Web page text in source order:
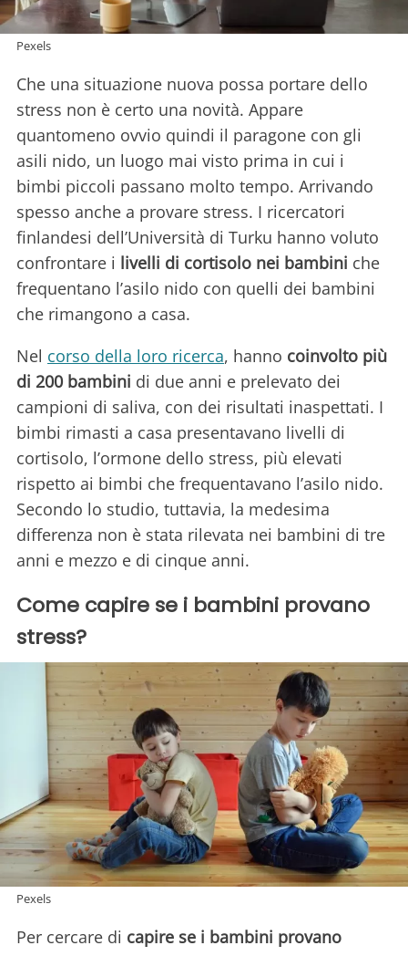
Pexels
Che una situazione nuova possa portare dello
stress non è certo una novità. Appare
quantomeno ovvio quindi il paragone con gli
asili nido, un luogo mai visto prima in cui i
bimbi piccoli passano molto tempo. Arrivando
spesso anche a provare stress. I ricercatori
finlandesi dell’Università di Turku hanno voluto
confrontare i livelli di cortisolo nei bambini che
frequentano l’asilo nido con quelli dei bambini
che rimangono a casa.
Nel corso della loro ricerca, hanno coinvolto più
di 200 bambini di due anni e prelevato dei
campioni di saliva, con dei risultati inaspettati. I
bimbi rimasti a casa presentavano livelli di
cortisolo, l’ormone dello stress, più elevati
rispetto ai bimbi che frequentavano l’asilo nido.
Secondo lo studio, tuttavia, la medesima
differenza non è stata rilevata nei bambini di tre
anni e mezzo e di cinque anni.
Come capire se i bambini provano
stress?
Pexels
Per cercare di capire se i bambini provano